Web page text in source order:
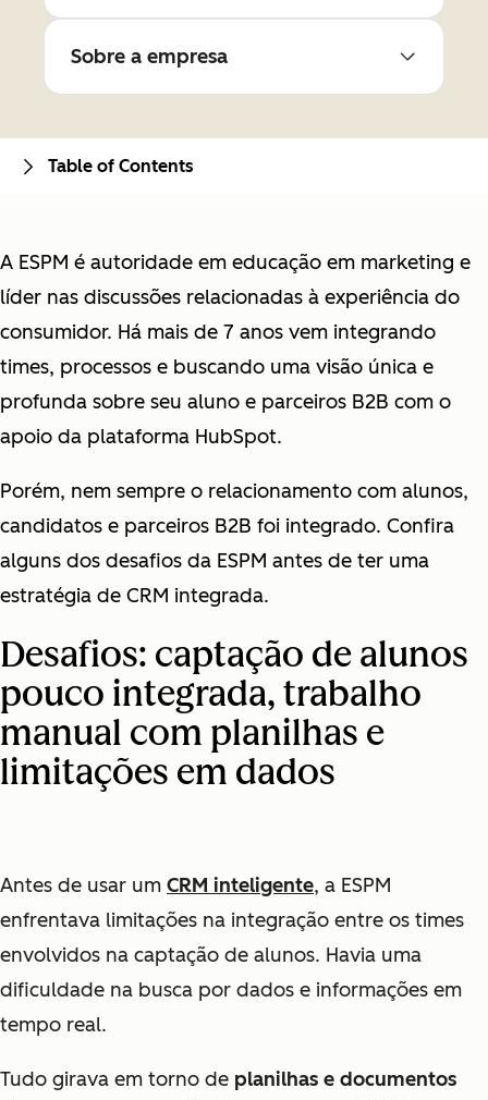
Sobre a empresa
A ESPM é autoridade em educação em marketing e
líder nas discussões relacionadas à experiência do
consumidor. Há mais de 7 anos vem integrando
times, processos e buscando uma visão única e
profunda sobre seu aluno e parceiros B2B com o
apoio da plataforma HubSpot.
Porém, nem sempre o relacionamento com alunos,
candidatos e parceiros B2B foi integrado. Confira
alguns dos desafios da ESPM antes de ter uma
estratégia de CRM integrada.
Desafios: captação de alunos
pouco integrada, trabalho
manual com planilhas e
limitações em dados
Antes de usar um CRM inteligente, a ESPM
enfrentava limitações na integração entre os times
envolvidos na captação de alunos. Havia uma
dificuldade na busca por dados e informações em
tempo real.
Tudo girava em torno de planilhas e documentos
Table of Contents